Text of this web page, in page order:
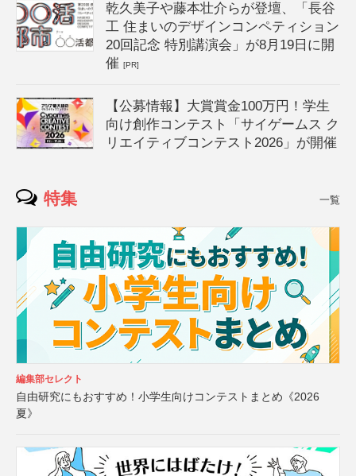
乾久美子や藤本壮介らが登壇、「長谷
工 住まいのデザインコンペティション
20回記念 特別講演会」が8月19日に開
催[PR]
【公募情報】大賞賞金100万円！学生
向け創作コンテスト「サイゲームス ク
リエイティブコンテスト2026」が開催
特集 一覧
編集部セレクト
自由研究にもおすすめ！小学生向けコンテストまとめ《2026
夏》